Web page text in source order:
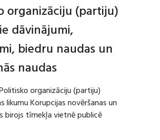
organizāciju (partiju)
dāvinājumi,
biedru naudas un
naudas
organizāciju (partiju)
likumu Korupcijas novēršanas un
birojs tīmekļa vietnē publicē